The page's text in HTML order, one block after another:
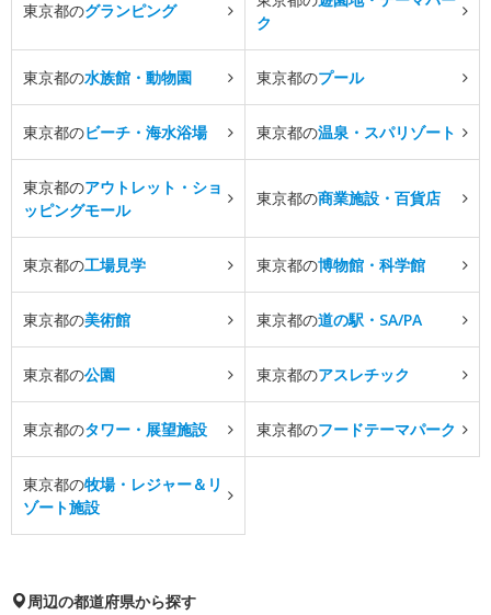
東京都のグランピング
ク
東京都の水族館・動物園 東京都のプール
東京都のビーチ・海水浴場 東京都の温泉・スパリゾート
東京都のアウトレット・ショ
ッピングモール
東京都の商業施設・百貨店
東京都の工場見学 東京都の博物館・科学館
東京都の美術館 東京都の道の駅・SA/PA
東京都の公園 東京都のアスレチック
東京都のタワー・展望施設 東京都のフードテーマパーク
東京都の牧場・レジャー＆リ
ゾート施設
周辺の都道府県から探す